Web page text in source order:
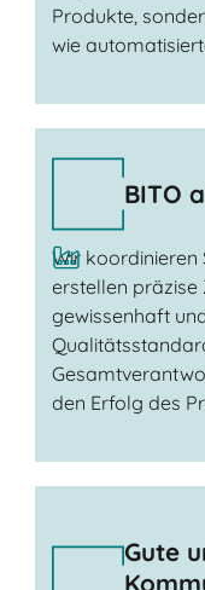
Produkte,
wie
BITO
Wir koordinieren
erstellen präzise
gewissenhaft
den Erfolg des
Gute